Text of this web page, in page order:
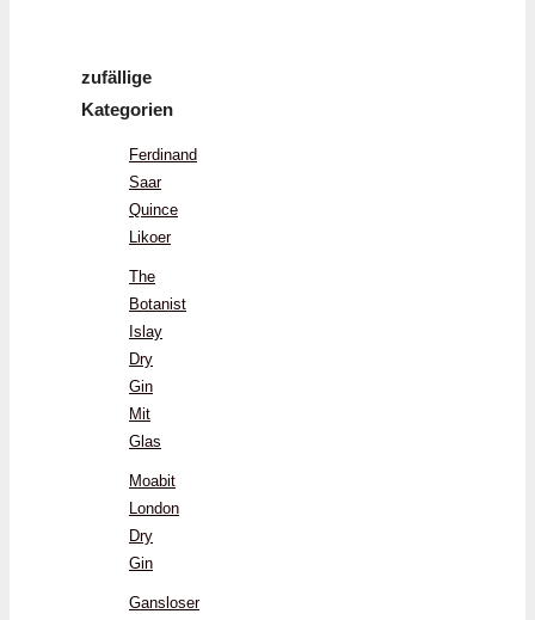
zufällige
Kategorien
Ferdinand
Saar
Quince
Likoer
The
Botanist
Islay
Dry
Gin
Mit
Glas
Moabit
London
Dry
Gin
Gansloser